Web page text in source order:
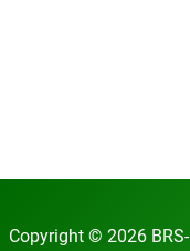
Copyright © 2026 BRS-